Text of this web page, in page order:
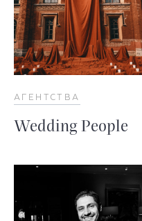
АГЕНТСТВА
Wedding People